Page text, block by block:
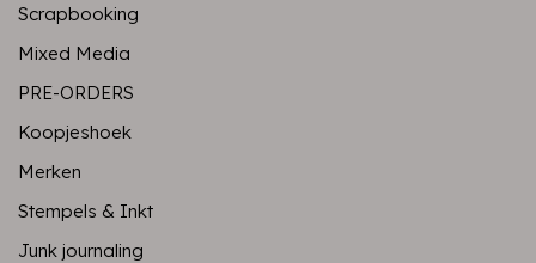
Scrapbooking
Mixed Media
PRE-ORDERS
Koopjeshoek
Merken
Stempels & Inkt
Junk journaling